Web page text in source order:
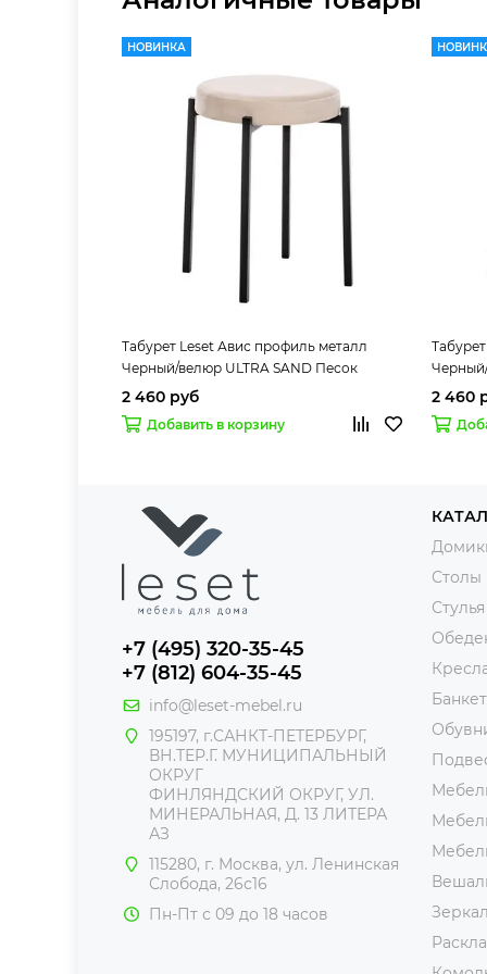
НОВИНКА
Табурет Leset Авис профиль металл
Черный/велюр ULTRA SAND Песок
2 460 руб
Добавить в корзину
2 460
+7 (495) 320-35-45
+7 (812) 604-35-45
info@leset-mebel.ru
195197, г.САНКТ-ПЕТЕРБУРГ,
ВН.ТЕР.Г. МУНИЦИПАЛЬНЫЙ
ОКРУГ
ФИНЛЯНДСКИЙ ОКРУГ, УЛ.
МИНЕРАЛЬНАЯ, Д. 13 ЛИТЕРА
АЗ
115280, г. Москва, ул. Ленинская
Слобода, 26с16
Пн-Пт с 09 до 18 часов
Столы
Стулья